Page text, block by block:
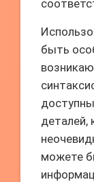
быть
деталей,
можете